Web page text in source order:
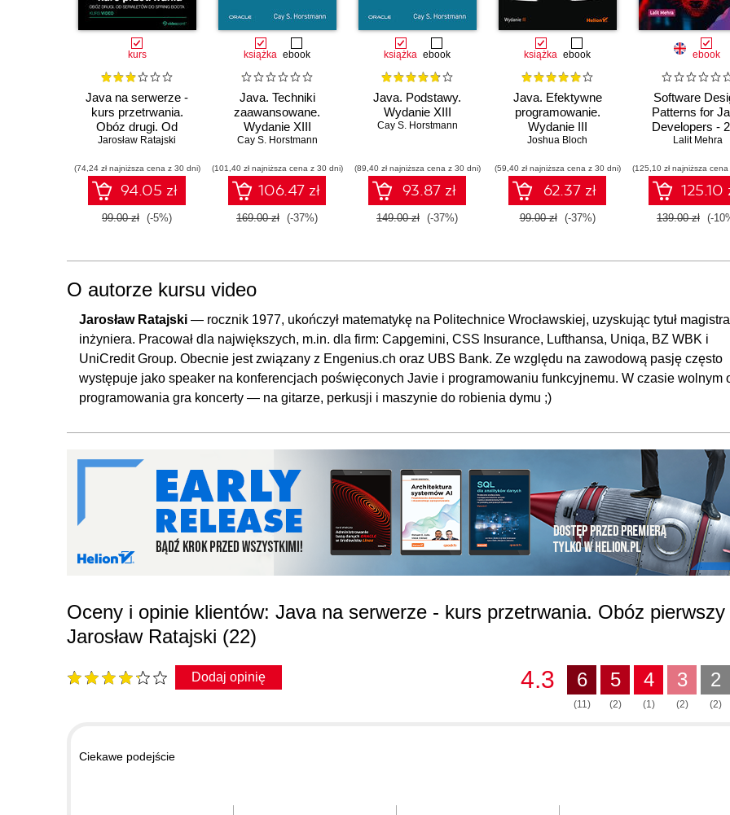
kurs
Java na serwerze -
kurs przetrwania.
Obóz drugi. Od
serwletów do Spring
Jarosław Ratajski
(74,24 zł najniższa cena z 30 dni)
94.05 zł
99.00 zł (-5%)
książka ebook
Java. Techniki
zaawansowane.
Wydanie XIII
Cay S. Horstmann
(101,40 zł najniższa cena z 30 dni)
106.47 zł
169.00 zł (-37%)
książka ebook
Java. Podstawy.
Wydanie XIII
Cay S. Horstmann
(89,40 zł najniższa cena z 30 dni)
93.87 zł
149.00 zł (-37%)
książka ebook
Java. Efektywne
programowanie.
Wydanie III
Joshua Bloch
(59,40 zł najniższa cena z 30 dni)
62.37 zł
99.00 zł (-37%)
ebook
Software
Patterns for
Developers -
Edition
Lalit Mehra
(125,10 zł najniższa
125.10
139.00 zł (-
O autorze kursu video
Jarosław Ratajski — rocznik 1977, ukończył matematykę na Politechnice Wrocławskiej, uzyskując tytuł magistra
inżyniera. Pracował dla największych, m.in. dla firm: Capgemini, CSS Insurance, Lufthansa, Uniqa, BZ WBK i
UniCredit Group. Obecnie jest związany z Engenius.ch oraz UBS Bank. Ze względu na zawodową pasję często
występuje jako speaker na konferencjach poświęconych Javie i programowaniu funkcyjnemu. W czasie wolnym
programowania gra koncerty — na gitarze, perkusji i maszynie do robienia dymu ;)
Oceny i opinie klientów: Java na serwerze - kurs przetrwania. Obóz pierwszy
Jarosław Ratajski (22)
Dodaj opinię 4.3 6
(11)
5
(2)
4
(1)
3
(2)
2
(2)
Ciekawe podejście